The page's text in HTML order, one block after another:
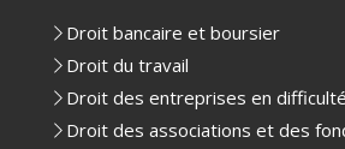
Droit bancaire et boursier
Droit du travail
Droit des entreprises en
Droit des associations et des